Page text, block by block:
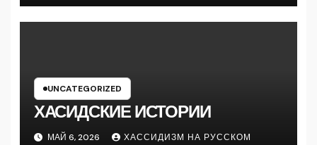
UNCATEGORIZED
ХАСИДСКИЕ ИСТОРИИ
МАЙ 6, 2026 ХАССИДИЗМ НА РУССКОМ